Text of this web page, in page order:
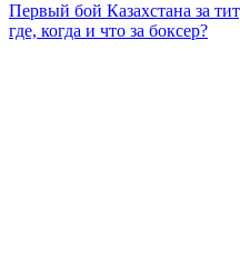
Первый бой Казахстана за
где, когда и что за боксер?